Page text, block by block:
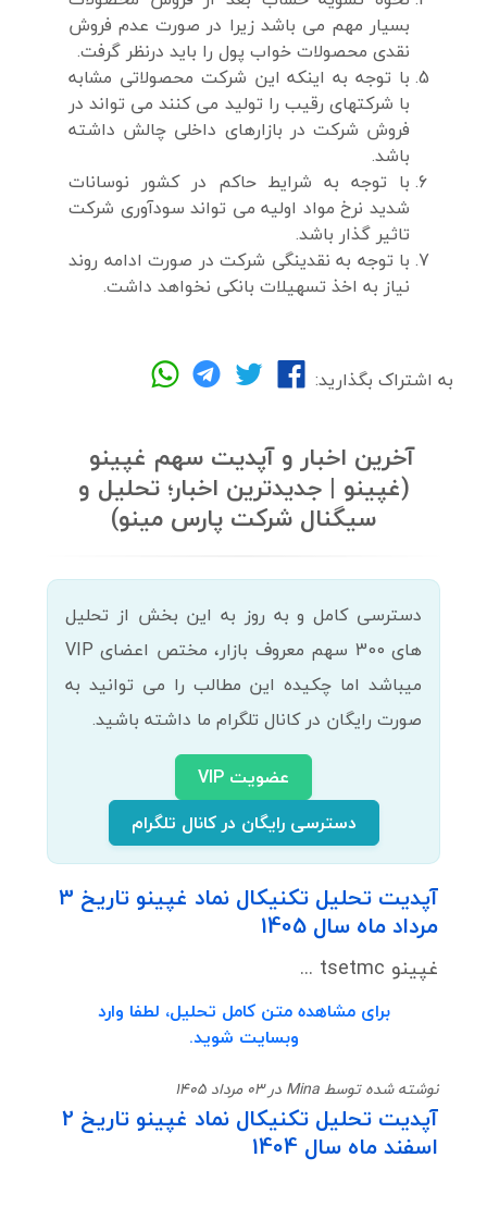
بسیار مهم می باشد زیرا در صورت عدم فروش
نقدی محصولات خواب پول را باید درنظر گرفت.
با توجه به اینکه این شرکت محصولاتی مشابه
با شرکتهای رقیب را تولید می کنند می تواند در
فروش شرکت در بازارهای داخلی چالش داشته
باشد.
با توجه به شرایط حاکم در کشور نوسانات
شدید نرخ مواد اولیه می تواند سودآوری شرکت
تاثیر گذار باشد.
با توجه به نقدینگی شرکت در صورت ادامه روند
نیاز به اخذ تسهیلات بانکی نخواهد داشت.
به اشتراک بگذارید:
آخرین اخبار و آپدیت سهم غپینو
(غپینو | جدیدترین اخبار؛ تحلیل و
سیگنال شرکت پارس مینو)
دسترسی کامل و به روز به این بخش از تحلیل
های 300 سهم معروف بازار، مختص اعضای VIP
میباشد اما چکیده این مطالب را می توانید به
صورت رایگان در کانال تلگرام ما داشته باشید.
عضویت VIP
دسترسی رایگان در کانال تلگرام
آپدیت تحلیل تکنیکال نماد غپینو تاریخ 3
مرداد ماه سال 1405
غپینو tsetmc ...
برای مشاهده متن کامل تحلیل، لطفا وارد
وبسایت شوید.
نوشته شده توسط Mina در 03 مرداد 1405
آپدیت تحلیل تکنیکال نماد غپینو تاریخ 2
اسفند ماه سال 1404